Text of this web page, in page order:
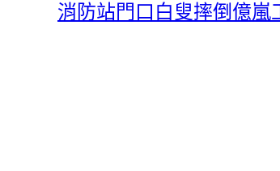
消防站門口白叟摔倒億